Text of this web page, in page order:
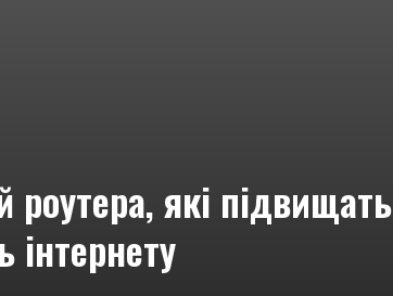
роутера, які підвищать
інтернету